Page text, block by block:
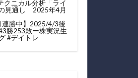
クニカル分析「ライ
見通し 2025年4月
勝中】2025/4/3後
勝253敗ー株実況生
#デイトレ